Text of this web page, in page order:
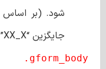
شود. (بر اساس
جایگزین “XX_X” با شناسه ویژگی واقعی شما)
.gform_body